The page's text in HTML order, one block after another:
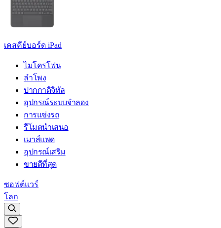
เคสคีย์บอร์ด iPad
ไมโครโฟน
ลำโพง
ปากกาดิจิทัล
อุปกรณ์ระบบจำลอง
การแข่งรถ
รีโมตนำเสนอ
เมาส์แพด
อุปกรณ์เสริม
ขายดีที่สุด
ซอฟต์แวร์
โลก